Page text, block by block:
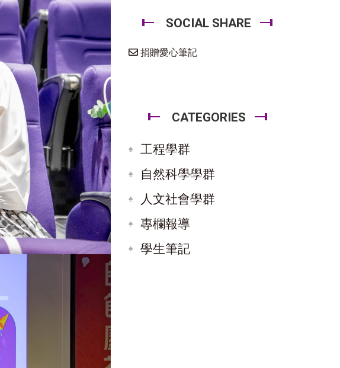
SOCIAL SHARE
捐贈愛心筆記
CATEGORIES
工程學群
自然科學學群
人文社會學群
專欄報導
學生筆記